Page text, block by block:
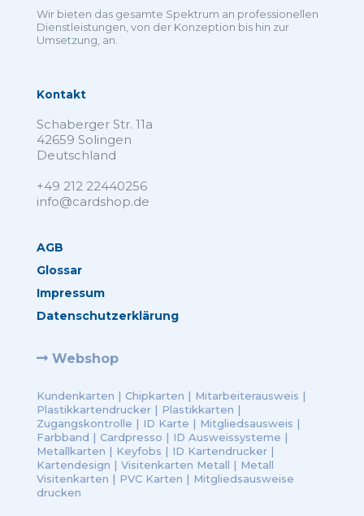
Wir bieten das gesamte Spektrum an professionellen
Dienstleistungen, von der Konzeption bis hin zur
Umsetzung, an.
Kontakt
Schaberger Str. 11a
42659 Solingen
Deutschland
+49 212 22440256
info@cardshop.de
AGB
Glossar
Impressum
Datenschutzerklärung
Webshop
Kundenkarten | Chipkarten | Mitarbeiterausweis |
Plastikkartendrucker| Plastikkarten |
Zugangskontrolle | ID Karte | Mitgliedsausweis |
Farbband | Cardpresso | ID Ausweissysteme |
Metallkarten | Keyfobs | ID Kartendrucker|
Kartendesign | Visitenkarten Metall | Metall
Visitenkarten | PVC Karten | Mitgliedsausweise
drucken